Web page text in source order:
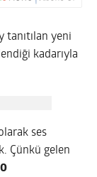
tanıtılan yeni
kadarıyla
ses
Çünkü gelen